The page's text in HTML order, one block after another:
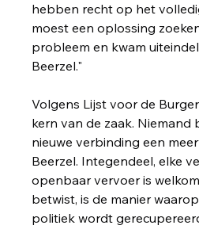
hebben recht op het
moest een oplossing
probleem en kwam
Beerzel."
Volgens Lijst voor de
kern van de zaak. Niemand
nieuwe verbinding een
Beerzel. Integendeel, elke
openbaar vervoer is
betwist, is de manier
politiek wordt